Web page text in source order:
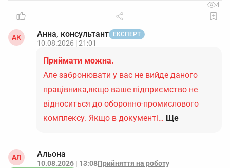
4
АК Анна, консультант ЕКСПЕРТ
10.08.2026 | 21:01
Приймати можна.
Але забронювати у вас не вийде даного
працівника,якщо ваше підприємство не
відноситься до оборонно-промислового
комплексу. Якщо в документі… Ще
АЛ Альона
10.08.2026 | 13:08Прийняття на роботу